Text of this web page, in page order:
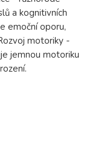
a kognitivních
emoční oporu,
motoriky -
jemnou motoriku